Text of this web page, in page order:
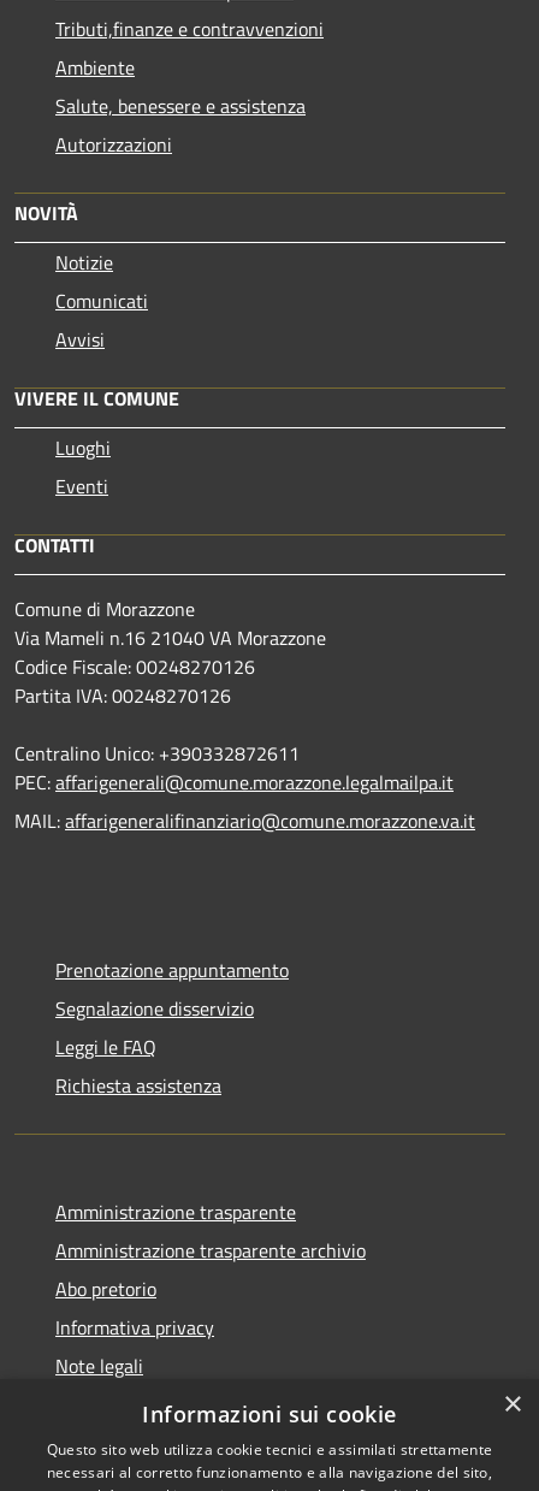
Tributi,finanze e contravvenzioni
Ambiente
Salute, benessere e assistenza
Autorizzazioni
NOVITÀ
Notizie
Comunicati
Avvisi
VIVERE IL COMUNE
Luoghi
Eventi
CONTATTI
Comune di Morazzone
Via Mameli n.16 21040 VA Morazzone
Codice Fiscale: 00248270126
Partita IVA: 00248270126
Centralino Unico: +390332872611
PEC:affarigenerali@comune.morazzone.legalmailpa.it
MAIL:affarigeneralifinanziario@comune.morazzone.va.it
Prenotazione appuntamento
Segnalazione disservizio
Leggi le FAQ
Richiesta assistenza
Amministrazione trasparente
Amministrazione trasparente archivio
Abo pretorio
Informativa privacy
Note legali
Dichiarazione di accessibilità
×
Informazioni sui cookie
Questo sito web utilizza cookie tecnici e assimilati strettamente
necessari al corretto funzionamento e alla navigazione del sito,